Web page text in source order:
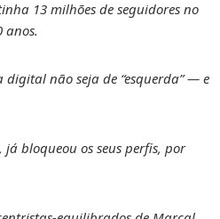
13 milhões de seguidores no
anos.
digital não seja de “esquerda” — e
bloqueou os seus perfis, por